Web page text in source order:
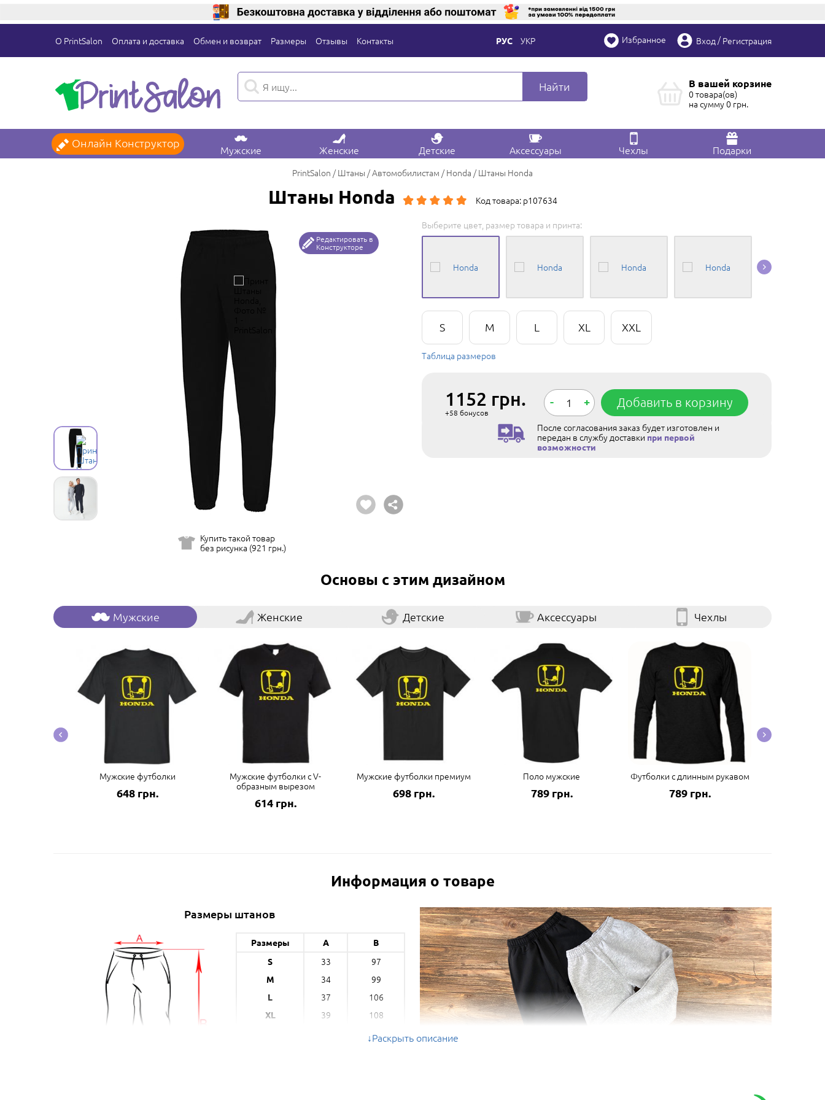
О PrintSalon Оплата и доставка Обмен и возврат Размеры Отзывы Контакты РУС УКР Избранное Вход /Регистрация
Найти В вашей корзине
0 товара(ов)
на сумму0 грн.
Онлайн Конструктор
Мужские Женские Детские Аксессуары Чехлы Подарки
PrintSalon Штаны Автомобилистам Honda Штаны Honda
Штаны Honda Код товара: p107634
Редактировать в
Конструкторе
Купить такой товар
без рисунка (921 грн.)
Выберите цвет, размер товара и принта:
S M L XL XXL
Таблица размеров
1152 грн.
+58 бонусов
- + Добавить в корзину
После согласования заказ будет изготовлен и
передан в службу доставки при первой
возможности
Основы с этим дизайном
Мужские Женские Детские Аксессуары Чехлы
Мужские футболки
648 грн.
Мужские футболки с V-
образным вырезом
614 грн.
Мужские футболки премиум
698 грн.
Поло мужские
789 грн.
Футболки с длинным рукавом
789 грн.
Информация о товаре
Размеры штанов
Размеры A
B
S
33 97
M 34 99
L 37 106
XL 39 108
112
Раскрыть описание